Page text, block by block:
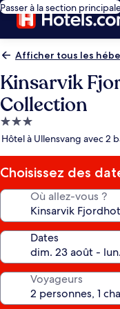
Passer à la section
Afficher tous les
Kinsarvik
Collection
Hébergement
3.0 étoiles
Hôtel à Ullensvang avec 2
Choisissez des
Où allez-vous ?
Dates
Voyageurs